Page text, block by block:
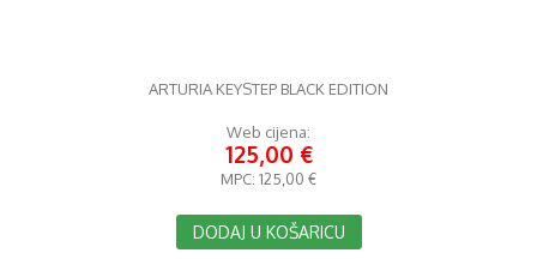
ARTURIA KEYSTEP BLACK EDITION
Web cijena:
125,00 €
MPC: 125,00 €
DODAJ U KOŠARICU